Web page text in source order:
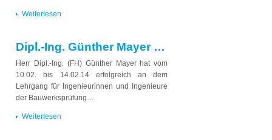
Weiterlesen
Dipl.-Ing. Günther Mayer nimmt an Lehrgang zur Bauwerksprüfung teil
Herr Dipl.-Ing. (FH) Günther Mayer hat vom
10.02. bis 14.02.14 erfolgreich an dem
Lehrgang für Ingenieurinnen und Ingenieure
der Bauwerksprüfung…
Weiterlesen